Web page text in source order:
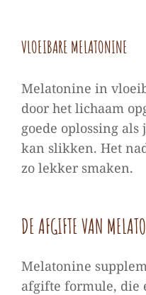
VLOEIBARE MELATONINE
Melatonine in
door het lichaam
goede oplossing
kan slikken. Het
zo lekker smaken.
DE AFGIFTE VAN
Melatonine
afgifte formule, die